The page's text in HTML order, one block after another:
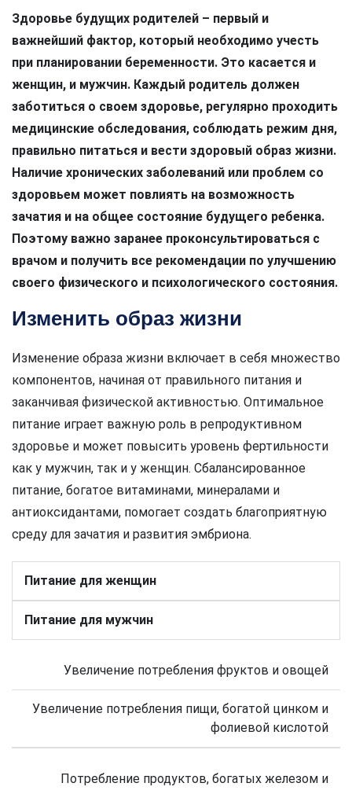
Здоровье будущих родителей – первый и
важнейший фактор, который необходимо учесть
при планировании беременности. Это касается и
женщин, и мужчин. Каждый родитель должен
заботиться о своем здоровье, регулярно проходить
медицинские обследования, соблюдать режим дня,
правильно питаться и вести здоровый образ жизни.
Наличие хронических заболеваний или проблем со
здоровьем может повлиять на возможность
зачатия и на общее состояние будущего ребенка.
Поэтому важно заранее проконсультироваться с
врачом и получить все рекомендации по улучшению
своего физического и психологического состояния.
Изменить образ жизни
Изменение образа жизни включает в себя множество
компонентов, начиная от правильного питания и
заканчивая физической активностью. Оптимальное
питание играет важную роль в репродуктивном
здоровье и может повысить уровень фертильности
как у мужчин, так и у женщин. Сбалансированное
питание, богатое витаминами, минералами и
антиоксидантами, помогает создать благоприятную
среду для зачатия и развития эмбриона.
Питание для женщин
Питание для мужчин
Увеличение потребления фруктов и овощей
Увеличение потребления пищи, богатой цинком и
фолиевой кислотой
Потребление продуктов, богатых железом и